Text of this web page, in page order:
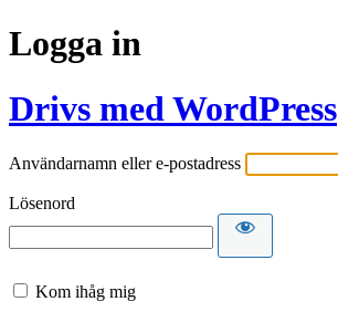
Logga in
Drivs med WordPress
Användarnamn eller e-postadress
Lösenord
Kom ihåg mig